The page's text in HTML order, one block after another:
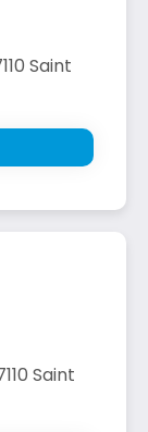
Saint
Saint